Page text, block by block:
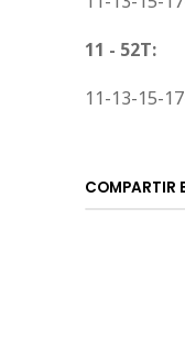
11 - 52T:
11-13-15-
COMPARTIR